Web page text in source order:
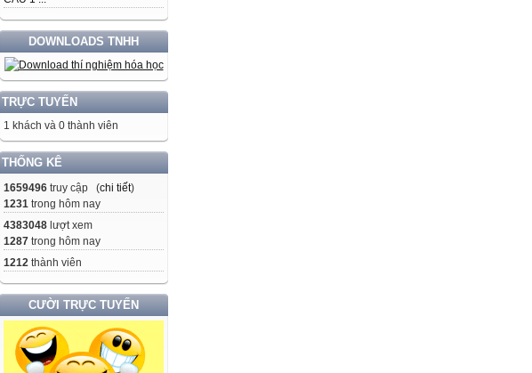
DOWNLOADS TNHH
TRỰC TUYẾN
1 khách và 0 thành viên
THỐNG KÊ
1659496 truy cập (chi tiết)
1231 trong hôm nay
4383048 lượt xem
1287 trong hôm nay
1212 thành viên
CƯỜI TRỰC TUYẾN